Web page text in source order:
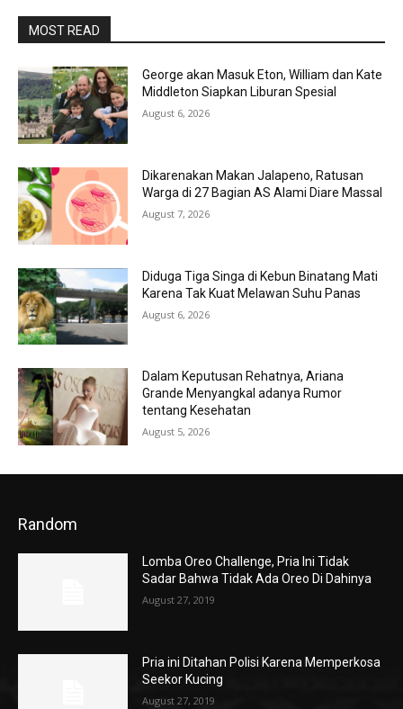
MOST READ
George akan Masuk Eton, William dan Kate
Middleton Siapkan Liburan Spesial
August 6, 2026
Dikarenakan Makan Jalapeno, Ratusan
Warga di 27 Bagian AS Alami Diare Massal
August 7, 2026
Diduga Tiga Singa di Kebun Binatang Mati
Karena Tak Kuat Melawan Suhu Panas
August 6, 2026
Dalam Keputusan Rehatnya, Ariana
Grande Menyangkal adanya Rumor
tentang Kesehatan
August 5, 2026
Random
Lomba Oreo Challenge, Pria Ini Tidak
Sadar Bahwa Tidak Ada Oreo Di Dahinya
August 27, 2019
Pria ini Ditahan Polisi Karena Memperkosa
Seekor Kucing
August 27, 2019